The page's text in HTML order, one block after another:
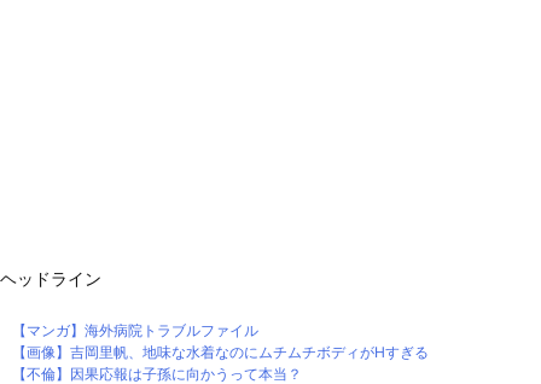
ヘッドライン
【マンガ】海外病院トラブルファイル
【画像】吉岡里帆、地味な水着なのにムチムチボディがHすぎる
【不倫】因果応報は子孫に向かうって本当？